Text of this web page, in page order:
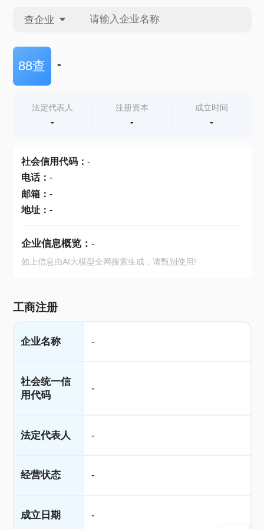
查企业
查企业
查产地
88查 -
法定代表人
-
注册资本
-
成立时间
-
社会信用代码： -
电话： -
邮箱： -
地址： -
企业信息概览： -
如上信息由AI大模型全网搜索生成，请甄别使用!
工商注册
企业名称 -
社会统一信
用代码
-
法定代表人 -
经营状态 -
成立日期 -